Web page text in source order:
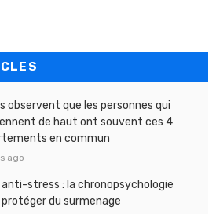
observent que les personnes qui
de haut ont souvent ces 4
en commun
ago
stress : la chronopsychologie
protéger du surmenage